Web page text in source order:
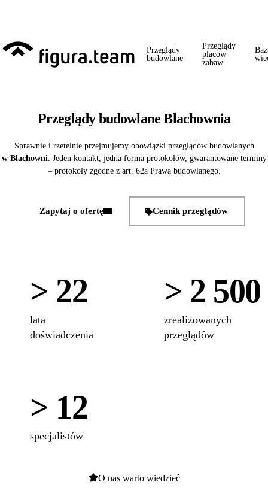
Przeglądy
budowlane
Przeglądy
placów
zabaw
Przeglądy budowlane Blachownia
Sprawnie i rzetelnie przejmujemy obowiązki przeglądów budowlanych
w Blachowni . Jeden kontakt, jedna forma protokołów, gwarantowane terminy
– protokoły zgodne z art. 62a Prawa budowlanego.
Zapytaj o ofertę Cennik przeglądów
> 22
lata
doświadczenia
> 2 500
zrealizowanych
przeglądów
> 12
specjalistów
O nas warto wiedzieć